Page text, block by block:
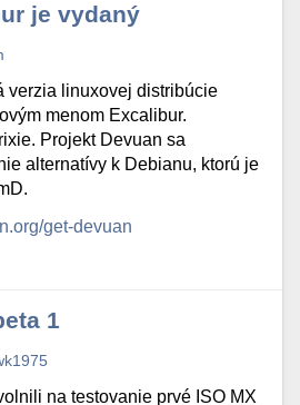
je vydaný
verzia linuxovej distribúcie
menom Excalibur.
Projekt Devuan sa
alternatívy k Debianu, ktorú je
get-devuan
1
na testovanie prvé ISO MX